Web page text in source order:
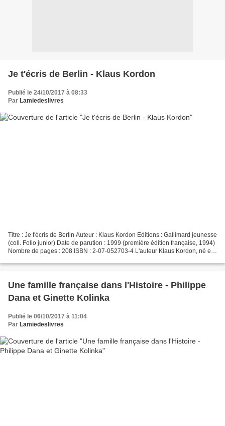
Je t'écris de Berlin - Klaus Kordon
Publié le 24/10/2017 à 08:33
Par Lamiedeslivres
Titre : Je t'écris de Berlin Auteur : Klaus Kordon Editions : Gallimard jeunesse
(coll. Folio junior) Date de parution : 1999 (première édition française, 1994)
Nombre de pages : 208 ISBN : 2-07-052703-4 L'auteur Klaus Kordon, né en
Une famille française dans l'Histoire - Philippe
Dana et Ginette Kolinka
Publié le 06/10/2017 à 11:04
Par Lamiedeslivres